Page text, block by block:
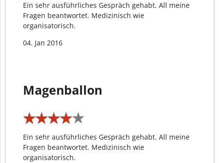
Ein sehr ausführliches Gespräch gehabt. All meine
Fragen beantwortet. Medizinisch wie
organisatorisch.
04. Jan 2016
Magenballon
★★★★★
★★★★★
Ein sehr ausführliches Gespräch gehabt. All meine
Fragen beantwortet. Medizinisch wie
organisatorisch.